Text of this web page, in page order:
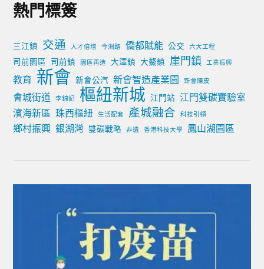
熱門標簽
三江鎮 交通 人才倍增 今洲路 僑都賦能 公交 六大工程
司前園區 司前鎮 園區再造 大澤鎮 大鰲鎮 崖門鎮 工業振興
教育 新會 新會公汽 新會智造產業園 新會陳皮
會城街道 李錦記 樞紐新城 江門站
江門雙碳實驗室
濱海新區 珠西樞紐 生活配套 產城融合 科技引領
鄉村振興 銀湖灣 雙碳戰略 非遺 香港科技大學 鳳山湖園區